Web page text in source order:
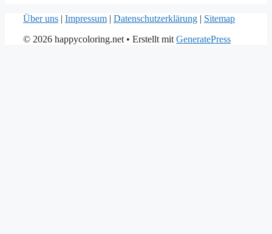
Über uns | Impressum | Datenschutzerklärung | Sitemap
© 2026 happycoloring.net • Erstellt mit GeneratePress